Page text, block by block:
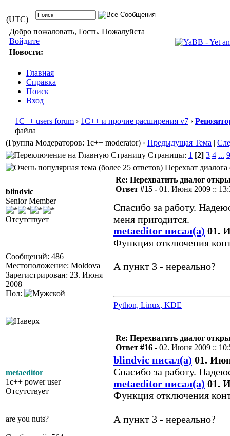
(UTC)
Добро пожаловать, Гость. Пожалуйста
Войдите
Новости:
Главная
Справка
Поиск
Вход
1С++ users forum › 1С++ и прочие расширения v7 ›
файла
(Группа Модераторов: 1c++ moderator) ‹ Предыдущая Тема |
Страницы: 1 [2] 3 4 ... 9
Перехват
blindvic
Senior Member
Отсутствует
Сообщений: 486
Местоположение: Moldova
Зарегистрирован: 23. Июня
2008
Пол:
Re: Перехватить диалог
Ответ #15 - 01. Июня 2009 ::
Спасибо за работу.
меня пригодится.
metaeditor писал(а) 01.
Функция отключения
А пункт 3 - нереально?
Python, Linux, KDE
metaeditor
1c++ power user
Отсутствует
are you nuts?
Re: Перехватить диалог
Ответ #16 - 02. Июня 2009 ::
blindvic писал(а) 01.
Спасибо за работу.
metaeditor писал(а) 01.
Функция отключения
А пункт 3 - нереально?